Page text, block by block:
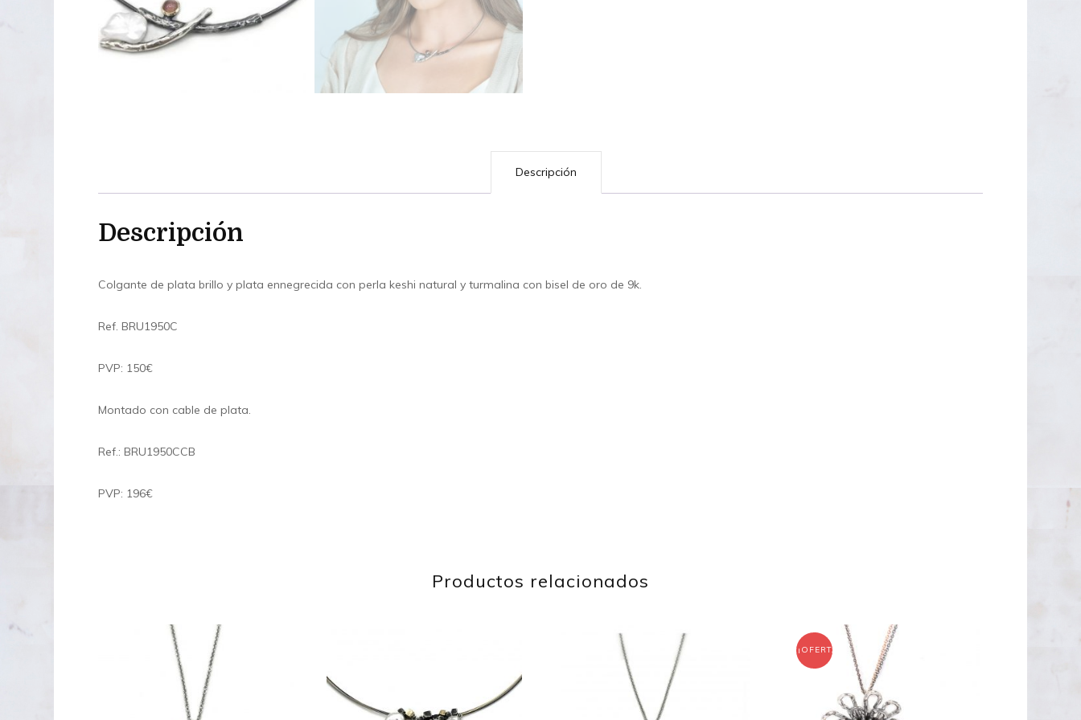
Descripción
Descripción
Colgante de plata brillo y plata ennegrecida con perla keshi natural y turmalina con bisel de oro de 9k.
Ref. BRU1950C
PVP: 150€
Montado con cable de plata.
Ref.: BRU1950CCB
PVP: 196€
Productos relacionados
¡OFERTA!